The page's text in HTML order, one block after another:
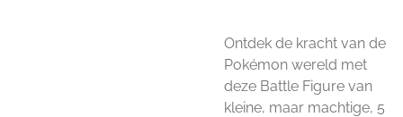
Ontdek de kracht van de
Pokémon wereld met
deze Battle Figure van
kleine, maar machtige, 5